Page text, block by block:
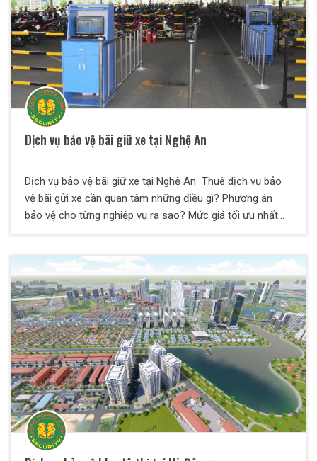
Dịch vụ bảo vệ bãi giữ xe tại Nghệ An
Dịch vụ bảo vệ bãi giữ xe tại Nghệ An Thuê dịch vụ bảo
vệ bãi gửi xe cần quan tâm những điều gì? Phương án
bảo vệ cho từng nghiệp vụ ra sao? Mức giá tối ưu nhất
toàn bộ các thắc mắc trên dành cho quý vị. Cùng chúng
tôi tìm hiểu chi tiết nhé.